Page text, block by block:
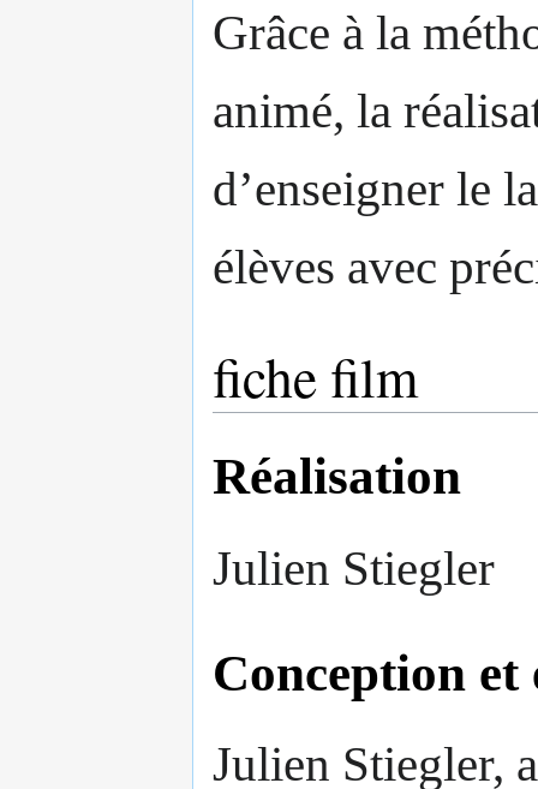
Grâce à la
animé, la
d’enseigner le
élèves avec
fiche film
Réalisation
Julien Stiegler
Conception
Julien Stiegler,